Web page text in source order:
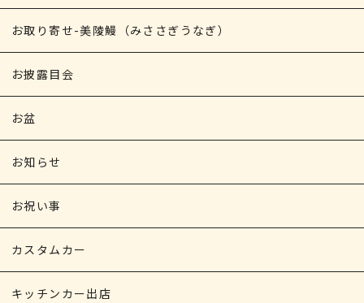
お取り寄せ-美陵鰻（みささぎうなぎ）
お披露目会
お盆
お知らせ
お祝い事
カスタムカー
キッチンカー出店